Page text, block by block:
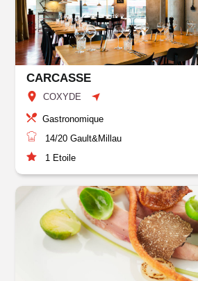
CARCASSE
COXYDE
Gastronomique
14/20 Gault&Millau
1 Etoile